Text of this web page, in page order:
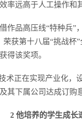
率远高于人工操作和
作品高压线“特种兵”
获第十八届“挑战杯
得该奖项。
术正在实现产业化
其下属公司达成订购
2 他培养的学生成长